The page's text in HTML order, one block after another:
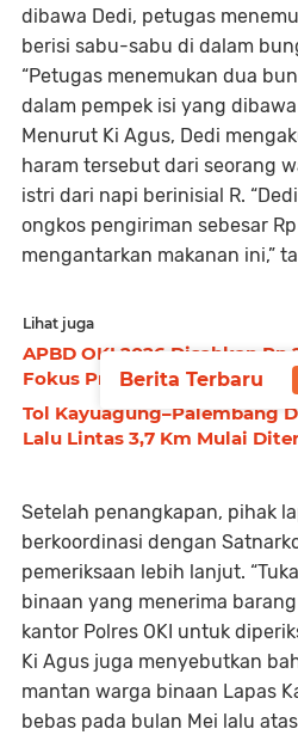
dibawa Dedi, petugas
berisi sabu-sabu di dalam
“Petugas menemukan dua
dalam pempek isi yang
Menurut Ki Agus, Dedi
haram tersebut dari seorang
istri dari napi berinisial R.
ongkos pengiriman sebesar
mengantarkan makanan ini,”
Lihat juga
APBD OKI 2026 Disahkan Rp
Fokus Program Kerakyatan
Tol Kayuagung–Palembang
Lalu Lintas 3,7 Km Mulai
Setelah penangkapan, pihak
berkoordinasi dengan
pemeriksaan lebih lanjut.
binaan yang menerima
kantor Polres OKI untuk
Ki Agus juga menyebutkan
mantan warga binaan Lapas
bebas pada bulan Mei lalu
Berita Terbaru